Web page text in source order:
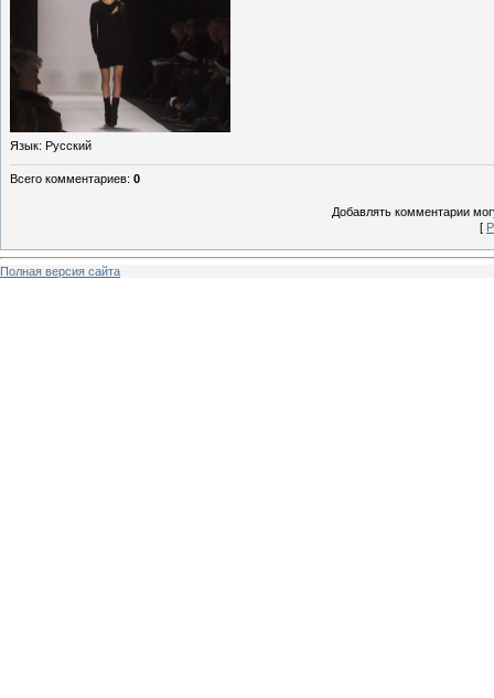
Язык: Русский
Всего комментариев: 0
Добавлять комментарии
[
Полная версия сайта